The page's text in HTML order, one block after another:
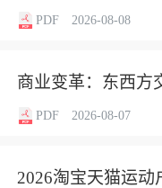
PDF 2026-08-08
商业变革：东西方
PDF 2026-08-07
2026淘宝天猫运